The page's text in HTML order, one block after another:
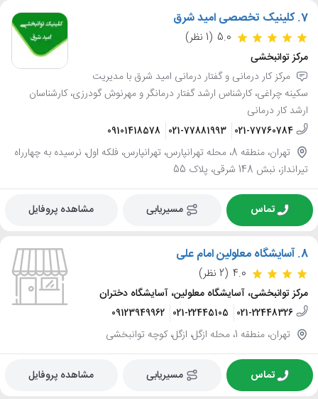
7. کلینیک تخصصی امید شرق
5.0 (1 نظر)
مرکز توانبخشی
مرکز کار درمانی و گفتار درمانی امید شرق با مدیریت
سکینه چراغی، کارشناس ارشد گفتار درمانگر و مهرنوش گودرزی، کارشناسان
ارشد کار درمانی
021-77760784
021-77881993
09101418578
تهران، منطقه 8، محله تهرانپارس، تهرانپارس، فلکه اول، نرسیده به چهارراه
تیرانداز، نبش 148 شرقی، پلاک 55
تماس مسیریابی مشاهده پروفایل
8. آسایشگاه معلولین امام علی
4.0 (2 نظر)
مرکز توانبخشی، آسایشگاه معلولین، آسایشگاه دختران
021-22448326
021-22445105
09123949962
تهران، منطقه 1، محله ازگل، ازگل، کوچه توانبخشی
تماس مسیریابی مشاهده پروفایل